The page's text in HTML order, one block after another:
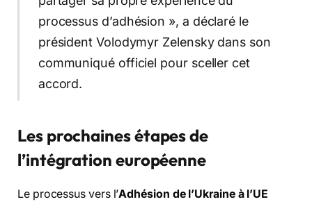
processus d’adhésion », a déclaré le
président Volodymyr Zelensky dans son
communiqué officiel pour sceller cet
accord.
Les prochaines étapes de
l’intégration européenne
Le processus vers l’Adhésion de l’Ukraine à l’UE